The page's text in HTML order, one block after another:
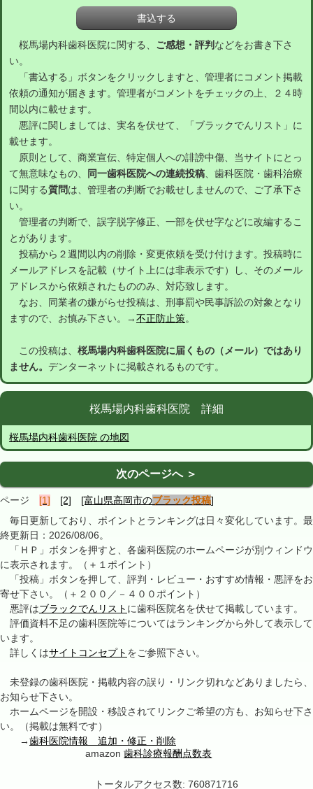
桜馬場内科歯科医院に関する、 ご感想・評判 などをお書き下さ
い。
「書込する」ボタンをクリックしますと、管理者にコメント掲載
依頼の通知が届きます。管理者がコメントをチェックの上、２４時
間以内に載せます。
悪評に関しましては、実名を伏せて、「ブラックでんリスト」に
載せます。
原則として、商業宣伝、特定個人への誹謗中傷、当サイトにとっ
て無意味なもの、
同一歯科医院への連続投稿、歯科医院・歯科治療
に関する質問は、管理者の判断でお載せしませんので、ご了承下さ
い。
管理者の判断で、誤字脱字修正、一部を伏せ字などに改編するこ
とがあります。
投稿から２週間以内の削除・変更依頼を受け付けます。投稿時に
メールアドレスを記載（サイト上には非表示です）し、そのメール
アドレスから依頼されたもののみ、対応致します。
なお、同業者の嫌がらせ投稿は、刑事罰や民事訴訟の対象となり
ますので、お慎み下さい。→不正防止策。
この投稿は、 桜馬場内科歯科医院に届くもの（メール）ではあり
ません。 デンターネットに掲載されるものです。
桜馬場内科歯科医院 詳細
桜馬場内科歯科医院 の地図
次のページへ ＞
ページ [1] [2] [富山県高岡市のブラック投稿]
毎日更新しており、ポイントとランキングは日々変化しています。最
終更新日：2026/08/06。
「ＨＰ」ボタンを押すと、各歯科医院のホームページが別ウィンドウ
に表示されます。（＋１ポイント）
「投稿」ボタンを押して、評判・レビュー・おすすめ情報・悪評をお
寄せ下さい。（＋２００／－４００ポイント）
悪評はブラックでんリスト に歯科医院名を伏せて掲載しています。
評価資料不足の歯科医院等についてはランキングから外して表示して
います。
詳しくはサイトコンセプト をご参照下さい。
未登録の歯科医院・掲載内容の誤り・リンク切れなどありましたら、
お知らせ下さい。
ホームページを開設・移設されてリンクご希望の方も、お知らせ下さ
い。（掲載は無料です）
→歯科医院情報 追加・修正・削除
amazon歯科診療報酬点数表
トータルアクセス数: 760871716